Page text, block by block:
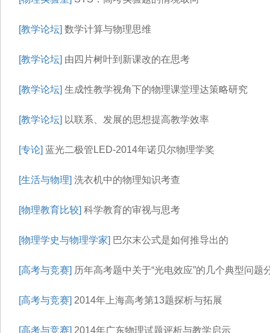
[教学论坛] 数学计算与物理思维
[教学论坛] 由四片树叶到新课改的在思考
[教学论坛] 生成性教学视角下的物理课堂理达策略研究
[教学论坛] 以联系、发展的思想提高教学效率
[专论] 蓝光二极管LED-2014年诺贝尔物理学奖
[生活与物理] 洗衣机中的物理知识考查
[物理教育比较] 科学教育的审视与思考
[物理学史与物理学家] 巴尔末公式是如何推导出的
[高考与竞赛] 历年高考题中关于“光电效应”的几个典型问题
[高考与竞赛] 2014年上海高考第13题探析与拓展
[高考与竞赛] 2014年广东物理试题评析与教学启示